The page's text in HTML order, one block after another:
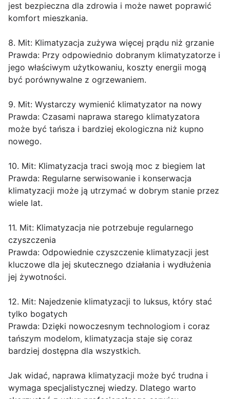
jest bezpieczna dla zdrowia i może nawet poprawić
komfort mieszkania.
8. Mit: Klimatyzacja zużywa więcej prądu niż grzanie
Prawda: Przy odpowiednio dobranym klimatyzatorze i
jego właściwym użytkowaniu, koszty energii mogą
być porównywalne z ogrzewaniem.
9. Mit: Wystarczy wymienić klimatyzator na nowy
Prawda: Czasami naprawa starego klimatyzatora
może być tańsza i bardziej ekologiczna niż kupno
nowego.
10. Mit: Klimatyzacja traci swoją moc z biegiem lat
Prawda: Regularne serwisowanie i konserwacja
klimatyzacji może ją utrzymać w dobrym stanie przez
wiele lat.
11. Mit: Klimatyzacja nie potrzebuje regularnego
czyszczenia
Prawda: Odpowiednie czyszczenie klimatyzacji jest
kluczowe dla jej skutecznego działania i wydłużenia
jej żywotności.
12. Mit: Najedzenie klimatyzacji to luksus, który stać
tylko bogatych
Prawda: Dzięki nowoczesnym technologiom i coraz
tańszym modelom, klimatyzacja staje się coraz
bardziej dostępna dla wszystkich.
Jak widać, naprawa klimatyzacji może być trudna i
wymaga specjalistycznej wiedzy. Dlatego warto